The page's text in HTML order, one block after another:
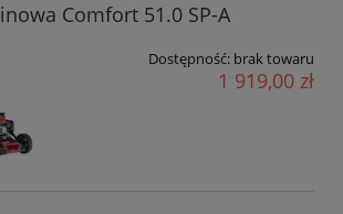
Comfort 51.0 SP-A
Dostępność: brak towaru
1 919,00 zł